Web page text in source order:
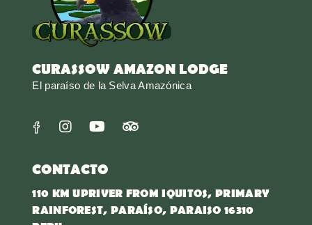
CURASSOW AMAZON LODGE
El paraíso de la Selva Amazónica
CONTACTO
110 KM UPRIVER FROM IQUITOS, PRIMARY
RAINFOREST, PARAÍSO, PARAISO 16310